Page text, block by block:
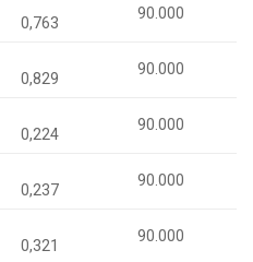
0,763
90.000
0,829
90.000
0,224
90.000
0,237
90.000
0,321
90.000